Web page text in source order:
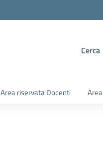
Cerca
Area riservata Docenti